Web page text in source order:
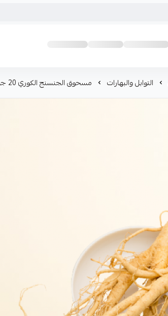
التوابل والبهارات مسحوق الجنسنج الكوري 20 جرام